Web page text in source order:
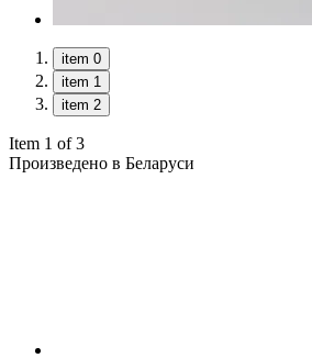
item 0
item 1
item 2
Item 1 of 3
Произведено в Беларуси